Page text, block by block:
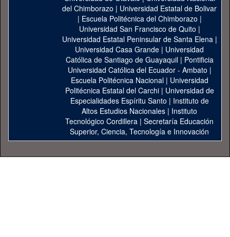
del Chimborazo | Universidad Estatal de Bolivar
| Escuela Politécnica del Chimborazo |
Universidad San Francisco de Quito |
Universidad Estatal Peninsular de Santa Elena|
Universidad Casa Grande | Universidad
Católica de Santiago de Guayaquil| Pontificia
Universidad Católica del Ecuador - Ambato |
Escuela Politécnica Nacional| Universidad
Politécnica Estatal del Carchi| Universidad de
Especialidades Espíritu Santo | Instituto de
Altos Estudios Nacionales | Instituto
Tecnológico Cordillera | Secretaría Educación
Superior, Ciencia, Tecnología e Innovación